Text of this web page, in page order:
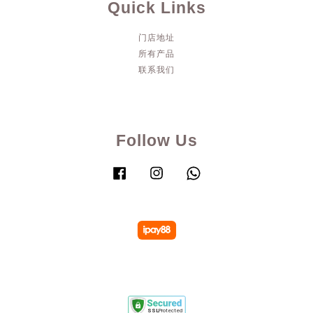
Quick Links
门店地址
所有产品
联系我们
Follow Us
Facebook Instagram